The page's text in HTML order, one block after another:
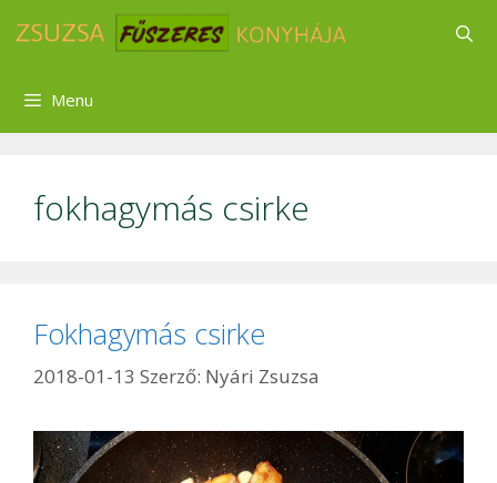
Menu
fokhagymás csirke
Fokhagymás csirke
2018-01-13 Szerző: Nyári Zsuzsa